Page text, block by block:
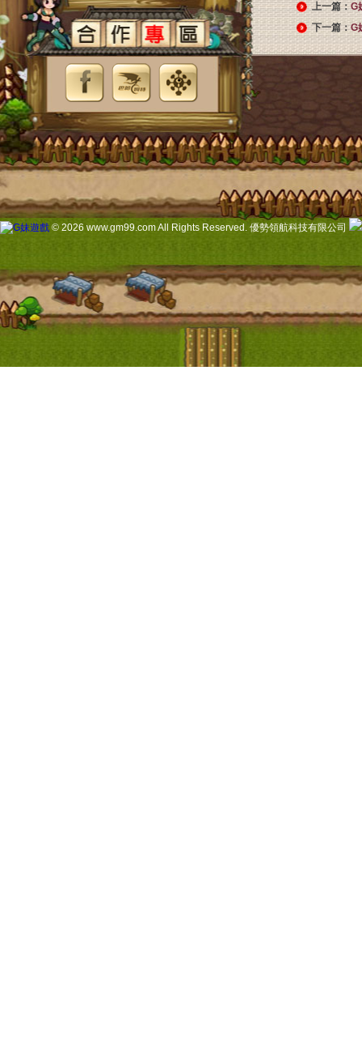
上一篇：G
下一篇：G
© 2026 www.gm99.com All Rights Reserved. 優勢領航科技有限公司